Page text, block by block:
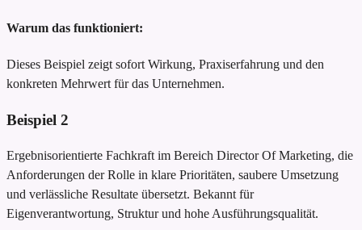
Warum das funktioniert:
Dieses Beispiel zeigt sofort Wirkung, Praxiserfahrung und den
konkreten Mehrwert für das Unternehmen.
Beispiel 2
Ergebnisorientierte Fachkraft im Bereich Director Of Marketing, die
Anforderungen der Rolle in klare Prioritäten, saubere Umsetzung
und verlässliche Resultate übersetzt. Bekannt für
Eigenverantwortung, Struktur und hohe Ausführungsqualität.